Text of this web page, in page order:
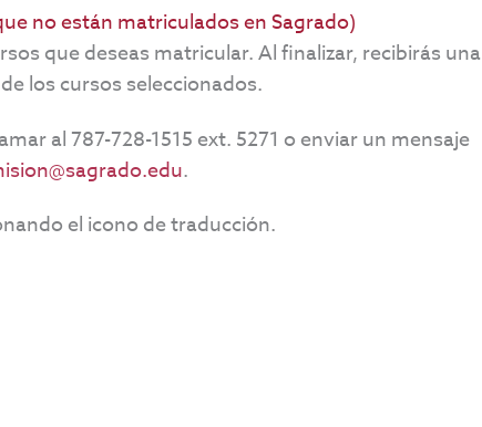
no están matriculados en Sagrado)
que deseas matricular. Al finalizar, recibirás una
los cursos seleccionados.
al 787-728-1515 ext. 5271 o enviar un mensaje
.
el icono de traducción.